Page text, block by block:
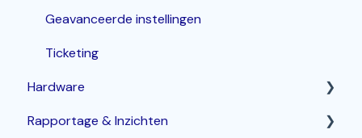
Geavanceerde instellingen
Ticketing
Hardware
Router
Rapportage & Inzichten